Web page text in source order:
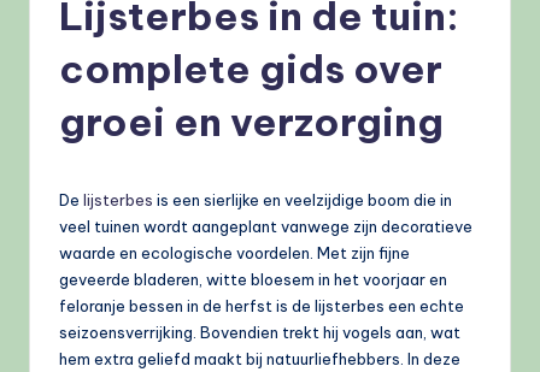
Lijsterbes in de tuin:
complete gids over
groei en verzorging
De lijsterbes is een sierlijke en veelzijdige boom die in
veel tuinen wordt aangeplant vanwege zijn decoratieve
waarde en ecologische voordelen. Met zijn fijne
geveerde bladeren, witte bloesem in het voorjaar en
feloranje bessen in de herfst is de lijsterbes een echte
seizoensverrijking. Bovendien trekt hij vogels aan, wat
hem extra geliefd maakt bij natuurliefhebbers. In deze